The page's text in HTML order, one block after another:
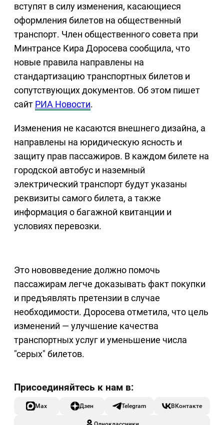
вступят в силу изменения, касающиеся
оформления билетов на общественный
транспорт. Член общественного совета при
Минтрансе Кира Доросева сообщила, что
новые правила направлены на
стандартизацию транспортных билетов и
сопутствующих документов. Об этом пишет
сайт РИА Новости.
Изменения не касаются внешнего дизайна, а
направлены на юридическую ясность и
защиту прав пассажиров. В каждом билете на
городской автобус и наземный
электрический транспорт будут указаны
реквизиты самого билета, а также
информация о багажной квитанции и
условиях перевозки.
Это нововведение должно помочь
пассажирам легче доказывать факт покупки
и предъявлять претензии в случае
необходимости. Доросева отметила, что цель
изменений — улучшение качества
транспортных услуг и уменьшение числа
"серых" билетов.
Max Дзен Telegram ВКонтакте